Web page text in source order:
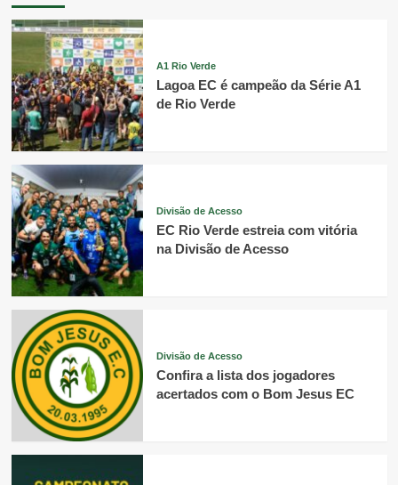
A1 Rio Verde
Lagoa EC é campeão da Série A1
de Rio Verde
Divisão de Acesso
EC Rio Verde estreia com vitória
na Divisão de Acesso
Divisão de Acesso
Confira a lista dos jogadores
acertados com o Bom Jesus EC